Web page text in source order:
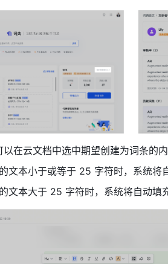
以在云文档中选中期望创建为词条的
文本小于或等于 25 字符时，系统将
文本大于 25 字符时，系统将自动填